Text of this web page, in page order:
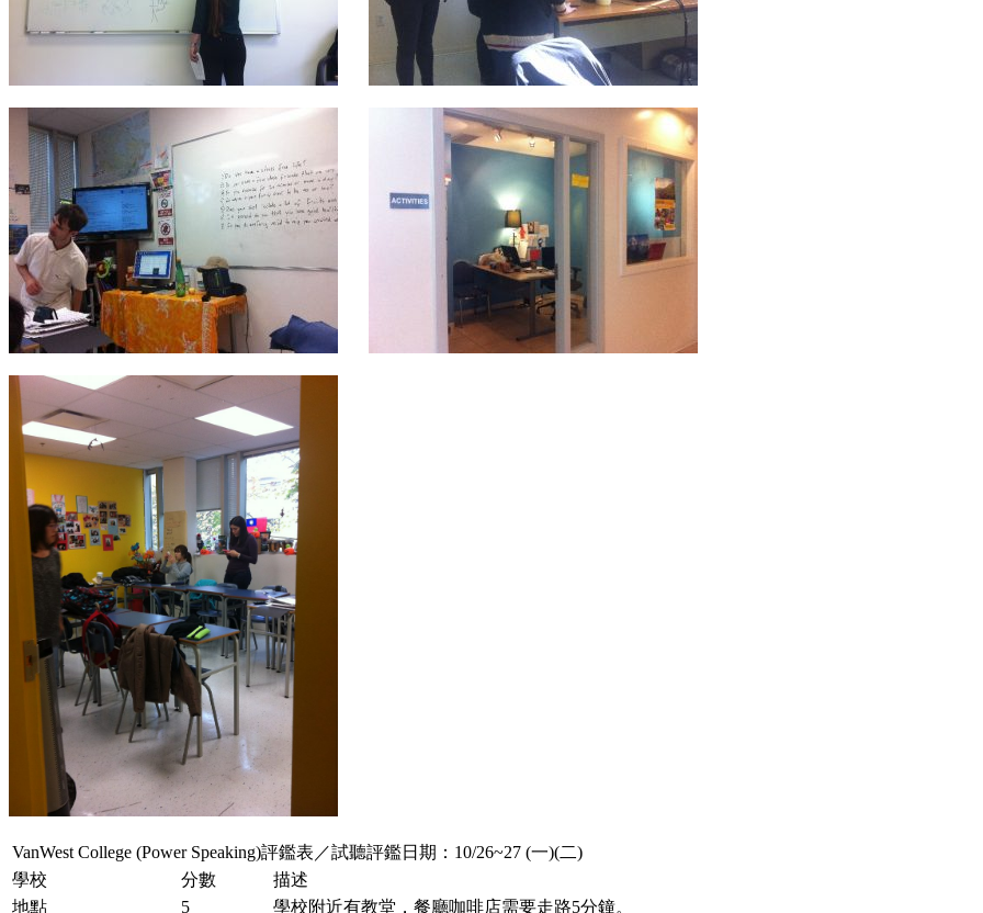
VanWest College (Power Speaking)評鑑表／試聽評鑑日期：10/26~27 (一)(二)
學校
分數
描述
地點
5 學校附近有教堂，餐廳咖啡店需要走路5分鐘。